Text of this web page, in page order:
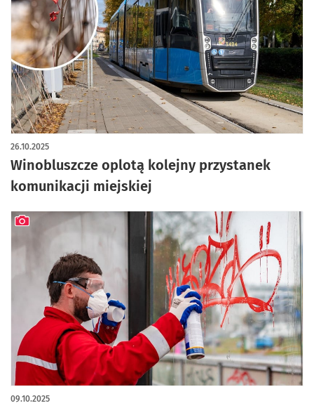
Winobluszcze oplotą kolejny przystanek
komunikacji miejskiej
26.10.2025
artykuł z galerią zdjęć
09.10.2025
artykuł z galerią zdjęć